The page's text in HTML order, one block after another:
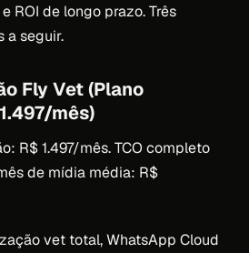
ROI de longo prazo. Três
a seguir.
Fly Vet (Plano
mês)
R$ 1.497/mês. TCO completo
de mídia média: R$
vet total, WhatsApp Cloud